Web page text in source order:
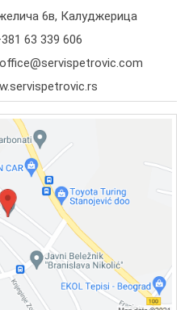
6в, Калуджерица
63 339 606
office@servispetrovic.com